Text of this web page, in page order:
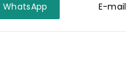
WhatsApp E-mail